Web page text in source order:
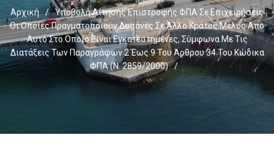
Αρχική /
Υποβολή Αίτησης Επιστροφής ΦΠΑ Σε Επιχειρήσεις
Οι Οποίες Πραγματοποιούν Δαπάνες Σε Άλλο Κράτος Μέλος Από
Αυτό Στο Οποίο Είναι Εγκατεστημένες, Σύμφωνα Με Τις
Διατάξεις Των Παραγράφων 2 Έως 9 Του Άρθρου 34 Του Κώδικα
ΦΠΑ (ν. 2859/2000)
/